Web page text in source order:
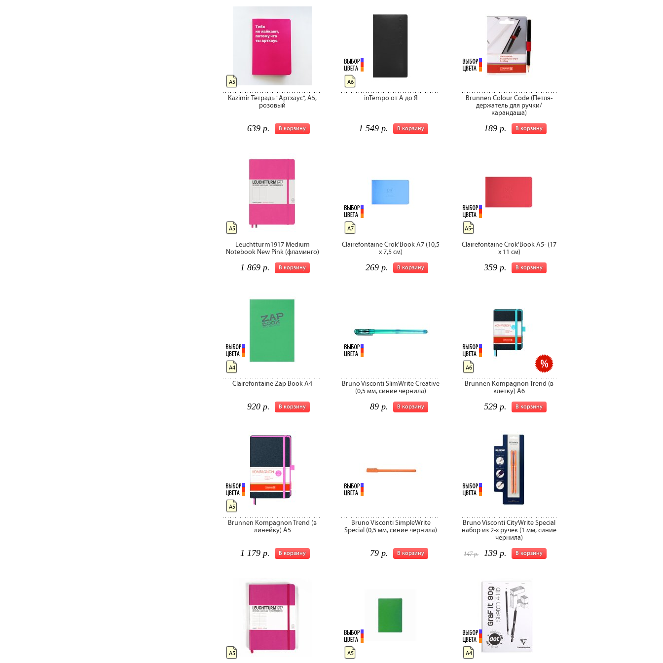
Kazimir Тетрадь "Артхаус", A5,
розовый
В корзину
639 р.
А5
inTempo от А до Я
В корзину
1 549 р.
А6
Brunnen Colour Code (Петля-
держатель для ручки/
карандаша)
В корзину
189 р.
Leuchtturm1917 Medium
Notebook New Pink (фламинго)
В корзину
1 869 р.
А5
Clairefontaine Crok'Book A7 (10,5
x 7,5 см)
В корзину
269 р.
А7
Clairefontaine Crok'Book A5- (17
x 11 см)
В корзину
359 р.
А5-
Clairefontaine Zap Book A4
В корзину
920 р.
А4
Bruno Visconti SlimWrite Creative
(0,5 мм, синие чернила)
В корзину
89 р.
Brunnen Kompagnon Trend (в
клетку) A6
В корзину
529 р.
А6
Brunnen Kompagnon Trend (в
линейку) A5
В корзину
1 179 р.
А5
Bruno Visconti SimpleWrite
Special (0,5 мм, синие чернила)
В корзину
79 р.
Bruno Visconti CityWrite Special
набор из 2-х ручек (1 мм, синие
чернила)
В корзину
147 р. 139 р.
А5 А5 А4